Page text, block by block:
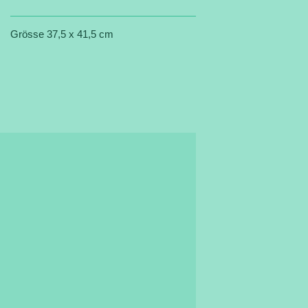
Grösse 37,5 x 41,5 cm